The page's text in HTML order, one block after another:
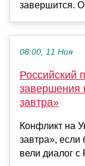
завершится.
08:00, 11 Ноя
Российский
завершения
завтра»
Конфликт на
завтра»,
вели диалог с